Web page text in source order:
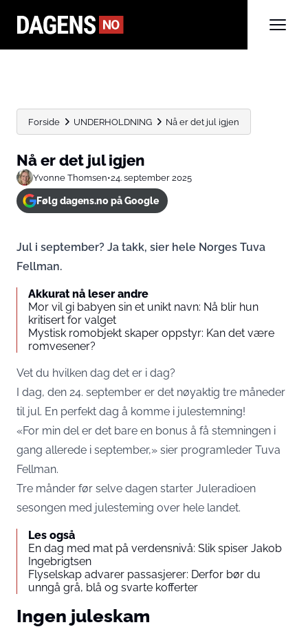
Forside UNDERHOLDNING Nå er det jul igjen
Nå er det jul igjen
Yvonne Thomsen•24. september 2025
Følg dagens.no på Google
Jul i september? Ja takk, sier hele Norges Tuva
Fellman.
Akkurat nå leser andre
Mor vil gi babyen sin et unikt navn: Nå blir hun
kritisert for valget
Mystisk romobjekt skaper oppstyr: Kan det være
romvesener?
Vet du hvilken dag det er i dag?
I dag, den 24. september er det nøyaktig tre måneder
til jul. En perfekt dag å komme i julestemning!
«For min del er det bare en bonus å få stemningen i
gang allerede i september,» sier programleder Tuva
Fellman.
Tre månder før selve dagen starter Juleradioen
sesongen med julesteming over hele landet.
Les også
En dag med mat på verdensnivå: Slik spiser Jakob
Ingebrigtsen
Flyselskap advarer passasjerer: Derfor bør du
unngå grå, blå og svarte kofferter
Ingen juleskam